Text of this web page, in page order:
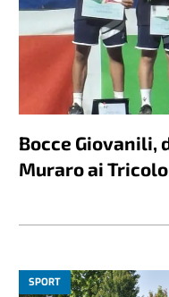
Bocce Giovanili,
Muraro ai
SPORT